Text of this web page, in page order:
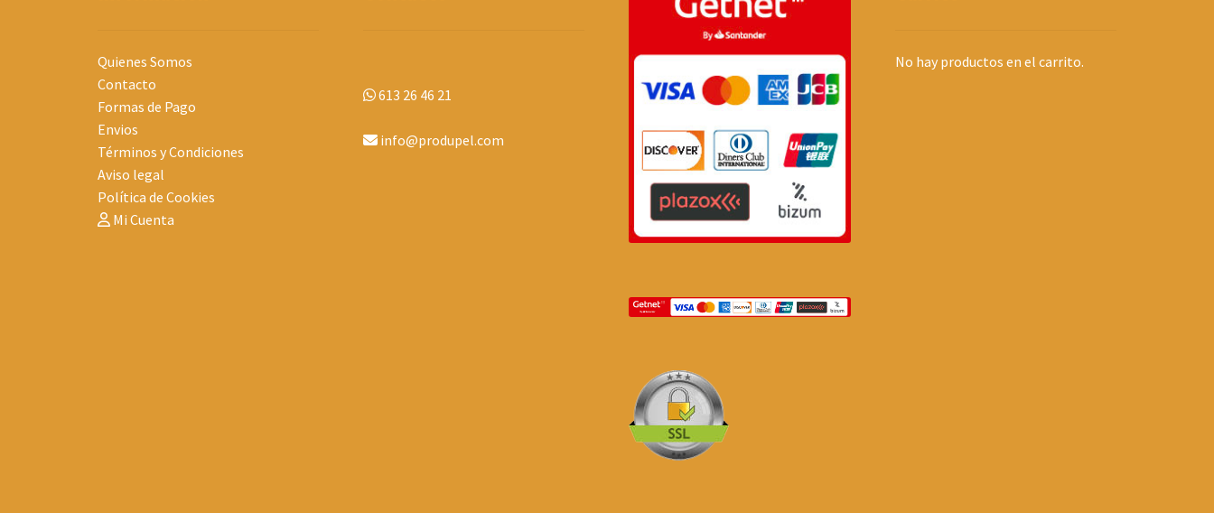
Quienes Somos
Contacto
Formas de Pago
Envios
Términos y Condiciones
Aviso legal
Política de Cookies
Mi Cuenta
613 26 46 21
info@produpel.com
No hay productos en el carrito.